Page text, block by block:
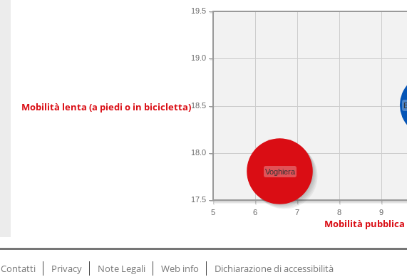
Mobilità lenta (a piedi o in bicicletta)
5 6 7 8 9
17.5
18.0
18.5
19.0
19.5
Voghiera
Mobilità pubblica
Contatti Privacy Note Legali Web info Dichiarazione di accessibilità